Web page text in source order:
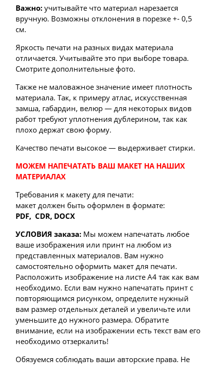
Важно: учитывайте что материал нарезается
вручную. Возможны отклонения в порезке +- 0,5
см.
Яркость печати на разных видах материала
отличается. Учитывайте это при выборе товара.
Смотрите дополнительные фото.
Также не маловажное значение имеет плотность
материала. Так, к примеру атлас, искусственная
замша, габардин, велюр — для некоторых видов
работ требуют уплотнения дублерином, так как
плохо держат свою форму.
Качество печати высокое — выдерживает стирки.
МОЖЕМ НАПЕЧАТАТЬ ВАШ МАКЕТ НА НАШИХ
МАТЕРИАЛАХ
Требования к макету для печати:
макет должен быть оформлен в формате:
PDF, CDR, DOCX
УСЛОВИЯ заказа: Мы можем напечатать любое
ваше изображения или принт на любом из
представленных материалов. Вам нужно
самостоятельно оформить макет для печати.
Расположить изображение на листе А4 так как вам
необходимо. Если вам нужно напечатать принт с
повторяющимся рисунком, определите нужный
вам размер отдельных деталей и увеличьте или
уменьшите до нужного размера. Обратите
внимание, если на изображении есть текст вам его
необходимо отзеркалить!
Обязуемся соблюдать ваши авторские права. Не